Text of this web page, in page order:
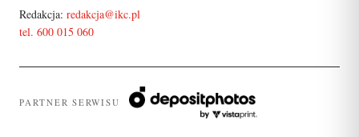
Redakcja: redakcja@ikc.pl
tel. 600 015 060
PARTNER SERWISU